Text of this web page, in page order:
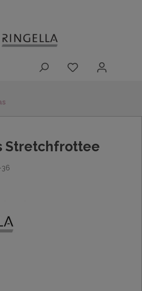
Stretchfrottee
36